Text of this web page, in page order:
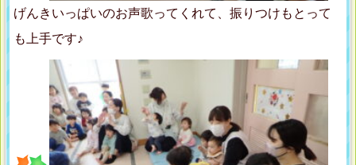
げんきいっぱいのお声歌ってくれて、振りつけもとって
も上手です♪